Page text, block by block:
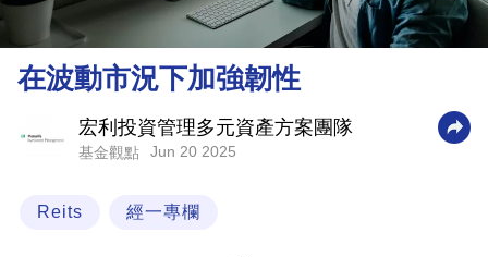
市
理
財
商
業
技
在波動市況下加強韌性
宏利投資管理多元資產方案團隊
基金觀點 Jun 20 2025
Reits 經一專欄